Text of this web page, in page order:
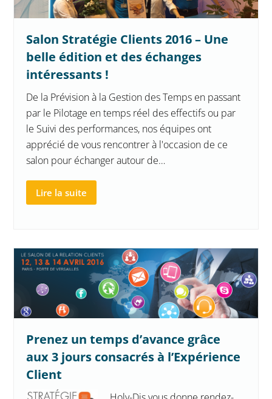
Salon Stratégie Clients 2016 – Une
belle édition et des échanges
intéressants !
De la Prévision à la Gestion des Temps en passant
par le Pilotage en temps réel des effectifs ou par
le Suivi des performances, nos équipes ont
apprécié de vous rencontrer à l'occasion de ce
salon pour échanger autour de…
Lire la suite
Prenez un temps d’avance grâce
aux 3 jours consacrés à l’Expérience
Client